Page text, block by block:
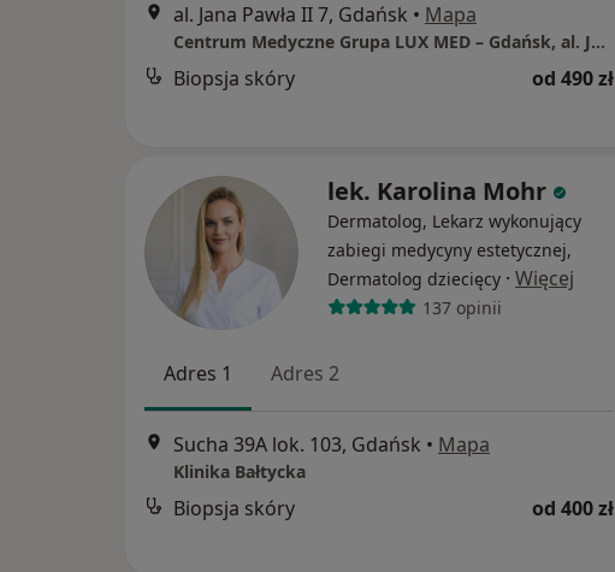
al. Jana Pawła II 7, Gdańsk • Mapa
Centrum Medyczne Grupa LUX MED – Gdańsk, al. Jana Pawła II 7
Biopsja skóry od 490 zł
lek. Karolina Mohr
Dermatolog, Lekarz wykonujący
zabiegi medycyny estetycznej,
Dermatolog dziecięcy · Więcej
137 opinii
Adres 1 Adres 2
Sucha 39A lok. 103, Gdańsk • Mapa
Klinika Bałtycka
Biopsja skóry od 400 zł